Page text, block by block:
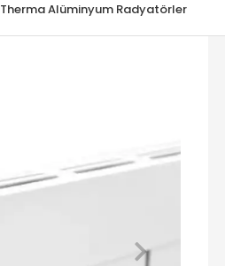
Therma Alüminyum Radyatörler